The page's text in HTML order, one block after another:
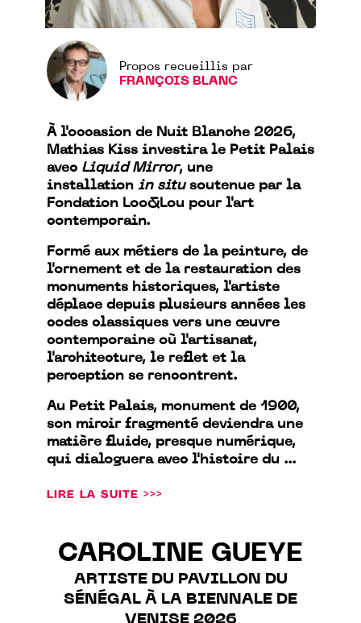
Propos recueillis par
FRANÇOIS BLANC
À l'occasion de Nuit Blanche 2026,
Mathias Kiss investira le Petit Palais
avec Liquid Mirror, une
installation in situsoutenue par la
Fondation Loo&Lou pour l'art
contemporain.
Formé aux métiers de la peinture, de
l'ornement et de la restauration des
monuments historiques, l'artiste
déplace depuis plusieurs années les
codes classiques vers une œuvre
contemporaine où l'artisanat,
l'architecture, le reflet et la
perception se rencontrent.
Au Petit Palais, monument de 1900,
son miroir fragmenté deviendra une
matière fluide, presque numérique,
qui dialoguera avec l'histoire du ...
LIRE LA SUITE >>>
CAROLINE GUEYE
ARTISTE DU PAVILLON DU
SÉNÉGAL À LA BIENNALE DE
VENISE 2026